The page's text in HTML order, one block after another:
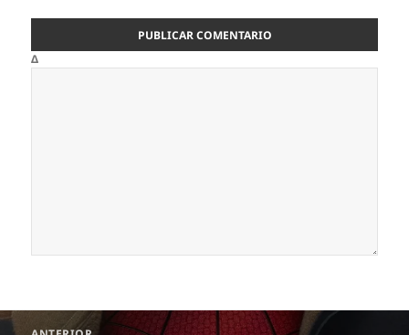
Δ
Navegación